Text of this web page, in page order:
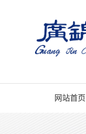
网站首页